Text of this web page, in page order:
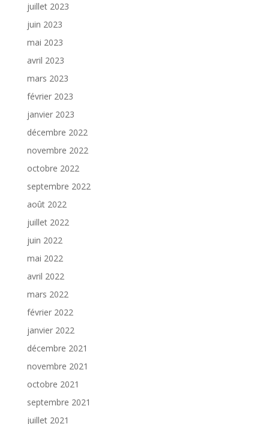
juillet 2023
juin 2023
mai 2023
avril 2023
mars 2023
février 2023
janvier 2023
décembre 2022
novembre 2022
octobre 2022
septembre 2022
août 2022
juillet 2022
juin 2022
mai 2022
avril 2022
mars 2022
février 2022
janvier 2022
décembre 2021
novembre 2021
octobre 2021
septembre 2021
juillet 2021